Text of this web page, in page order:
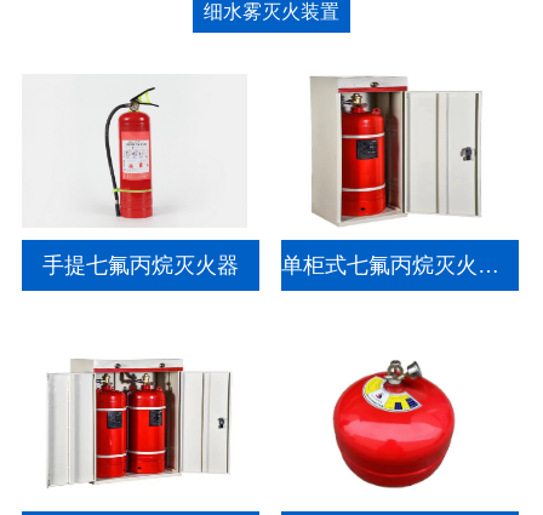
细水雾灭火装置
手提七氟丙烷灭火器 单柜式七氟丙烷灭火装置